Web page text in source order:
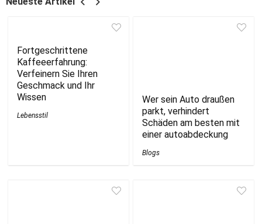
Fortgeschrittene
Kaffeeerfahrung:
Verfeinern Sie Ihren
Geschmack und Ihr
Wissen
Lebensstil
Wer sein Auto draußen
parkt, verhindert
Schäden am besten mit
einer autoabdeckung
Blogs